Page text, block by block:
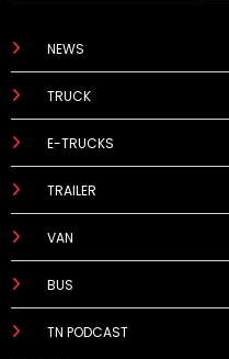
NEWS
TRUCK
E-TRUCKS
TRAILER
VAN
BUS
TN PODCAST